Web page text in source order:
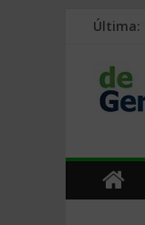
Última: